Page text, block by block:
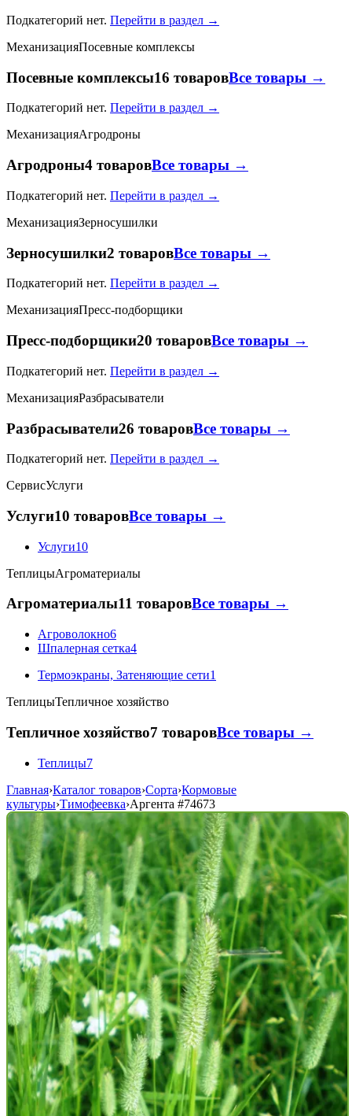
Подкатегорий нет. Перейти в раздел →
МеханизацияПосевные комплексы
Посевные комплексы16 товаровВсе товары →
Подкатегорий нет. Перейти в раздел →
МеханизацияАгродроны
Агродроны4 товаровВсе товары →
Подкатегорий нет. Перейти в раздел →
МеханизацияЗерносушилки
Зерносушилки2 товаровВсе товары →
Подкатегорий нет. Перейти в раздел →
МеханизацияПресс-подборщики
Пресс-подборщики20 товаровВсе товары →
Подкатегорий нет. Перейти в раздел →
МеханизацияРазбрасыватели
Разбрасыватели26 товаровВсе товары →
Подкатегорий нет. Перейти в раздел →
СервисУслуги
Услуги10 товаровВсе товары →
Услуги10
ТеплицыАгроматериалы
Агроматериалы11 товаровВсе товары →
Агроволокно6
Шпалерная сетка4
Термоэкраны, Затеняющие сети1
ТеплицыТепличное хозяйство
Тепличное хозяйство7 товаровВсе товары →
Теплицы7
Главная›Каталог товаров›Сорта›Кормовые
культуры›Тимофеевка›Аргента #74673